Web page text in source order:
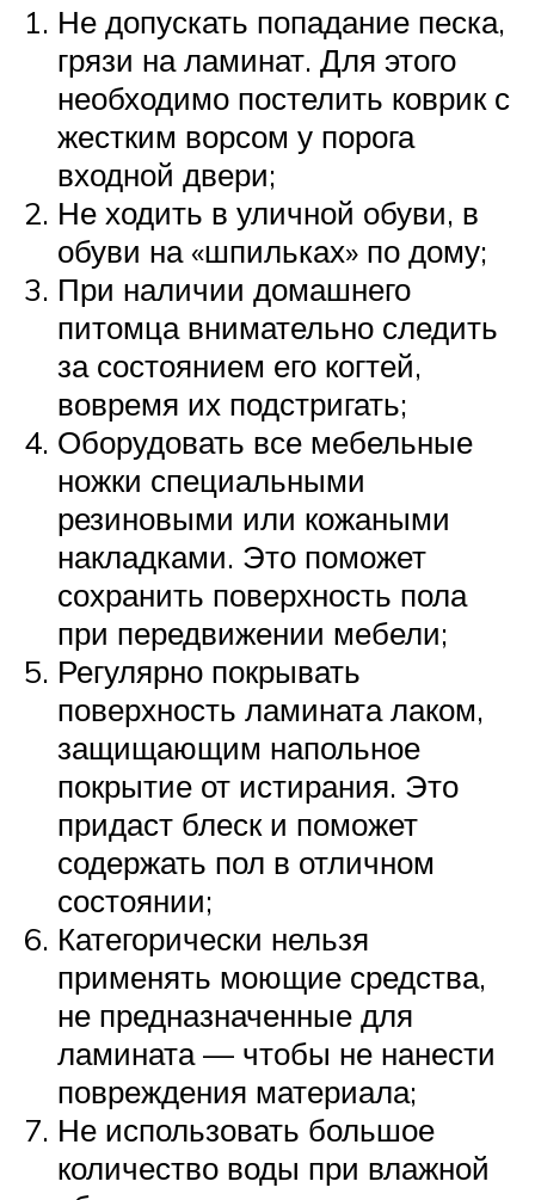
Не допускать попадание песка,
грязи на ламинат. Для этого
необходимо постелить коврик с
жестким ворсом у порога
входной двери;
Не ходить в уличной обуви, в
обуви на «шпильках» по дому;
При наличии домашнего
питомца внимательно следить
за состоянием его когтей,
вовремя их подстригать;
Оборудовать все мебельные
ножки специальными
резиновыми или кожаными
накладками. Это поможет
сохранить поверхность пола
при передвижении мебели;
Регулярно покрывать
поверхность ламината лаком,
защищающим напольное
покрытие от истирания. Это
придаст блеск и поможет
содержать пол в отличном
состоянии;
Категорически нельзя
применять моющие средства,
не предназначенные для
ламината — чтобы не нанести
повреждения материала;
Не использовать большое
количество воды при влажной